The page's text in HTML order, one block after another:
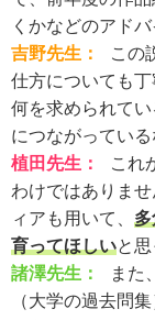
くかなどのアド
吉野先生：
この
仕方についても
何を求められて
につながっている
植田先生：
これ
わけではありま
ィアも用いて、 多
育ってほしいと思
諸澤先生：
また
（大学の過去問